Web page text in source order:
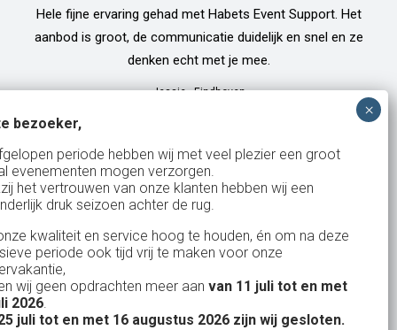
Hele fijne ervaring gehad met Habets Event Support. Het
aanbod is groot, de communicatie duidelijk en snel en ze
denken echt met je mee.
Jessie - Eindhoven
327
Bank: NL15ABNA0561810710
bezoeker,
periode hebben wij met veel plezier een groot
evenementen mogen verzorgen.
het vertrouwen van onze klanten hebben wij een
druk seizoen achter de rug.
kwaliteit en service hoog te houden, én om na deze
periode ook tijd vrij te maken voor onze
wij geen opdrachten meer aan van 11 juli tot en met
2026.
juli tot en met 16 augustus 2026 zijn wij gesloten.